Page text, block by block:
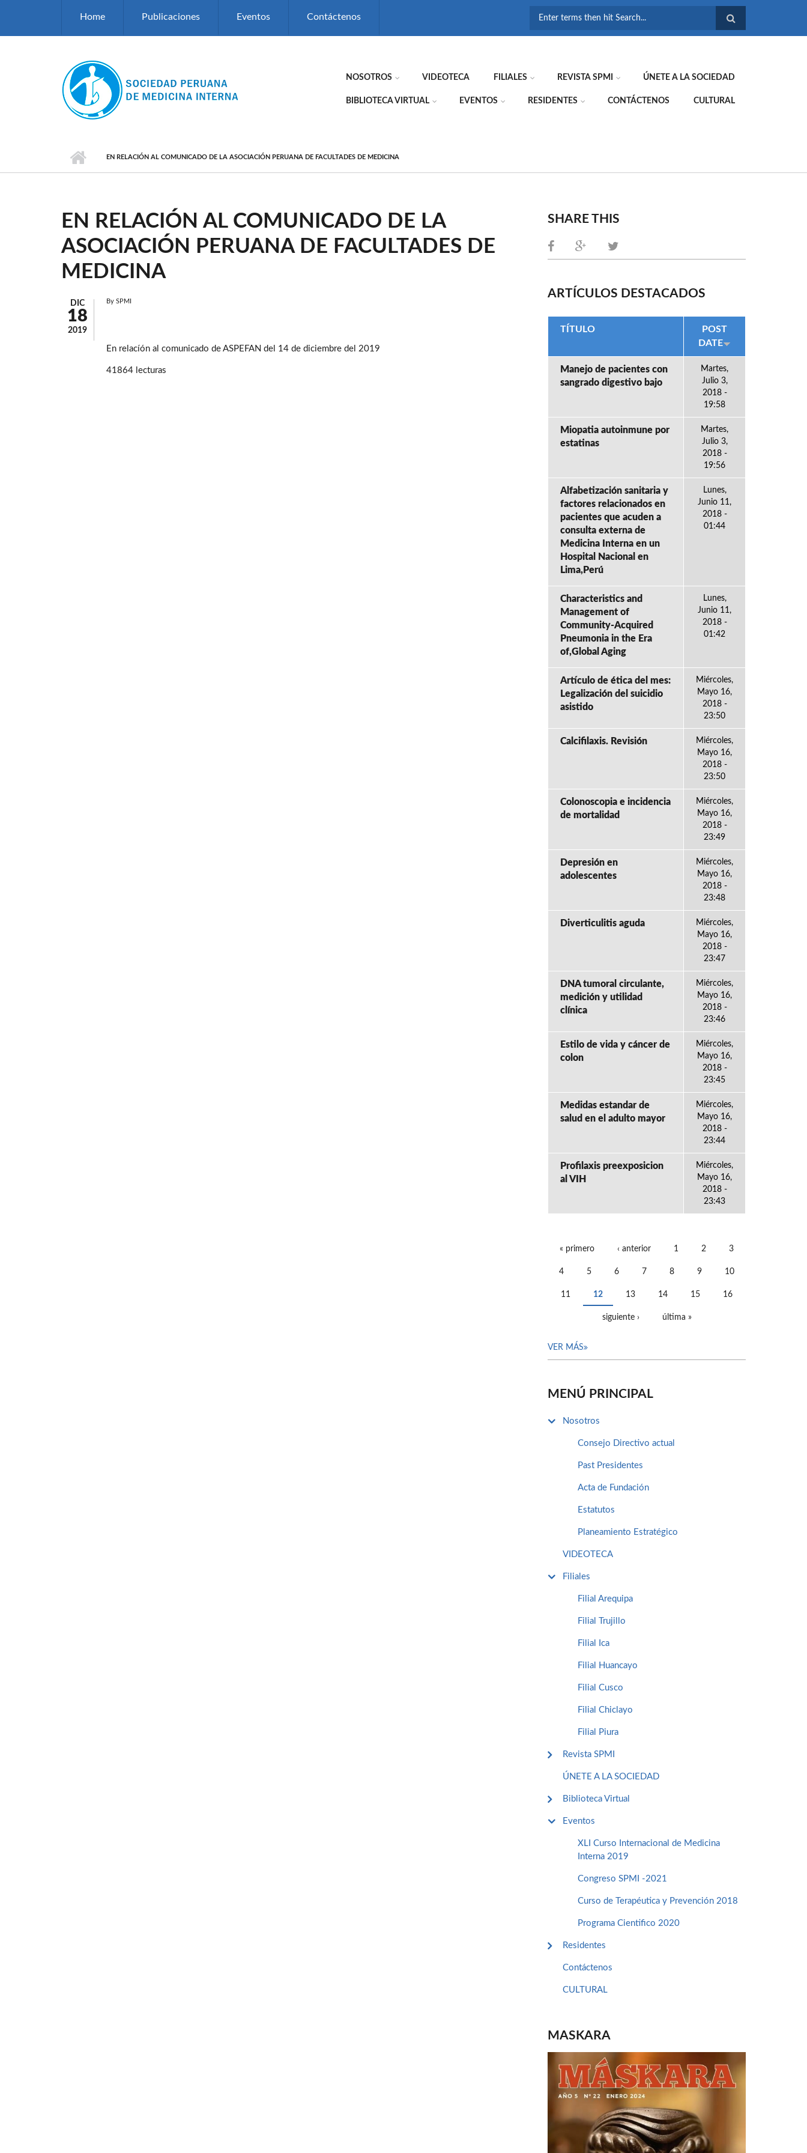
Home Publicaciones Eventos Contáctenos
NOSOTROS VIDEOTECA FILIALES REVISTA SPMI ÚNETE A LA SOCIEDAD
BIBLIOTECA VIRTUAL EVENTOS RESIDENTES CONTÁCTENOS CULTURAL
EN RELACIÓN AL COMUNICADO DE LA ASOCIACIÓN PERUANA DE FACULTADES DE MEDICINA
EN RELACIÓN AL COMUNICADO DE LA
ASOCIACIÓN PERUANA DE FACULTADES DE
MEDICINA
DIC
18
2019
By SPMI
En relacíón al comunicado de ASPEFAN del 14 de diciembre del 2019
41864 lecturas
SHARE THIS
ARTÍCULOS DESTACADOS
TÍTULO
POST
DATE
Manejo de pacientes con
sangrado digestivo bajo
Martes,
Julio 3,
2018 -
19:58
Miopatia autoinmune por
estatinas
Martes,
Julio 3,
2018 -
19:56
Alfabetización sanitaria y
factores relacionados en
pacientes que acuden a
consulta externa de
Medicina Interna en un
Hospital Nacional en
Lima,Perú
Lunes,
Junio 11,
2018 -
01:44
Characteristics and
Management of
Community-Acquired
Pneumonia in the Era
of,Global Aging
Lunes,
Junio 11,
2018 -
01:42
Artículo de ética del mes:
Legalización del suicidio
asistido
Miércoles,
Mayo 16,
2018 -
23:50
Calcifilaxis. Revisión
Miércoles,
Mayo 16,
2018 -
23:50
Colonoscopia e incidencia
de mortalidad
Miércoles,
Mayo 16,
2018 -
23:49
Depresión en
adolescentes
Miércoles,
Mayo 16,
2018 -
23:48
Diverticulitis aguda
Miércoles,
Mayo 16,
2018 -
23:47
DNA tumoral circulante,
medición y utilidad
clínica
Miércoles,
Mayo 16,
2018 -
23:46
Estilo de vida y cáncer de
colon
Miércoles,
Mayo 16,
2018 -
23:45
Medidas estandar de
salud en el adulto mayor
Miércoles,
Mayo 16,
2018 -
23:44
Profilaxis preexposicion
al VIH
Miércoles,
Mayo 16,
2018 -
23:43
« primero ‹ anterior 1 2 3
4 5 6 7 8 9 10
11 12 13 14 15 16
siguiente › última »
VER MÁS
MENÚ PRINCIPAL
Nosotros
Consejo Directivo actual
Past Presidentes
Acta de Fundación
Estatutos
Planeamiento Estratégico
VIDEOTECA
Filiales
Filial Arequipa
Filial Trujillo
Filial Ica
Filial Huancayo
Filial Cusco
Filial Chiclayo
Filial Piura
Revista SPMI
ÚNETE A LA SOCIEDAD
Biblioteca Virtual
Eventos
XLI Curso Internacional de Medicina
Interna 2019
Congreso SPMI -2021
Curso de Terapéutica y Prevención 2018
Programa Cientifico 2020
Residentes
Contáctenos
CULTURAL
MASKARA